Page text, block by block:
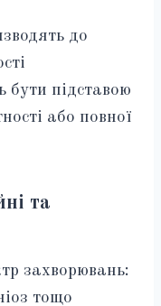
до
бути підставою
або повної
та
захворювань:
тощо